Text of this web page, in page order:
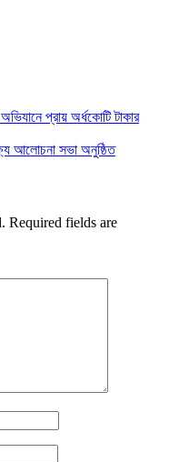
প্রায় অর্ধকোটি টাকার
আলোচনা সভা অনুষ্ঠিত
Required fields are